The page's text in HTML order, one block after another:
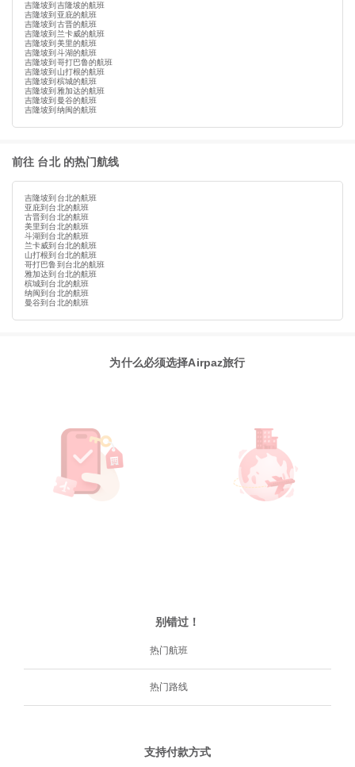
吉隆坡到吉隆坡的航班
吉隆坡到亚庇的航班
吉隆坡到古晋的航班
吉隆坡到兰卡威的航班
吉隆坡到美里的航班
吉隆坡到斗湖的航班
吉隆坡到哥打巴鲁的航班
吉隆坡到山打根的航班
吉隆坡到槟城的航班
吉隆坡到雅加达的航班
吉隆坡到曼谷的航班
吉隆坡到纳闽的航班
前往 台北 的热门航线
吉隆坡到台北的航班
亚庇到台北的航班
古晋到台北的航班
美里到台北的航班
斗湖到台北的航班
兰卡威到台北的航班
山打根到台北的航班
哥打巴鲁到台北的航班
雅加达到台北的航班
槟城到台北的航班
纳闽到台北的航班
曼谷到台北的航班
为什么必须选择Airpaz旅行
别错过！
热门航班
热门路线
支持付款方式